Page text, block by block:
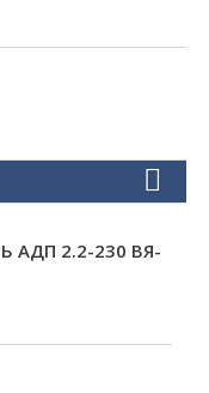
АДП 2.2-230 ВЯ-